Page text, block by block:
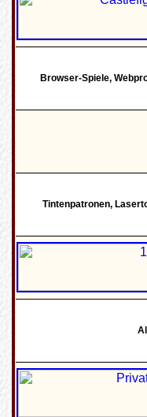
Browser-Spiele,
Tintenpatronen,